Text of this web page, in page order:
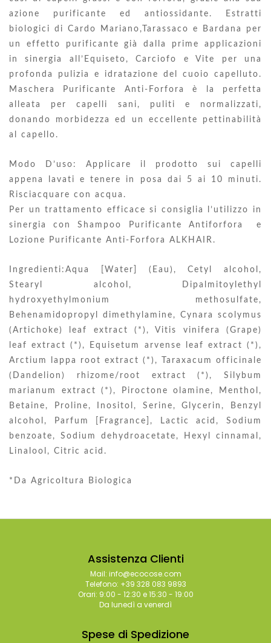
azione purificante ed antiossidante. Estratti
biologici di Cardo Mariano,Tarassaco e Bardana per
un effetto purificante già dalla prime applicazioni
in sinergia all’Equiseto, Carciofo e Vite per una
profonda pulizia e idratazione del cuoio capelluto.
Maschera Purificante Anti-Forfora è la perfetta
alleata per capelli sani, puliti e normalizzati,
donando morbidezza ed un eccellente pettinabilità
al capello.
Modo D’uso: Applicare il prodotto sui capelli
appena lavati e tenere in posa dai 5 ai 10 minuti.
Risciacquare con acqua.
Per un trattamento efficace si consiglia l’utilizzo in
sinergia con Shampoo Purificante Antiforfora e
Lozione Purificante Anti-Forfora ALKHAIR.
Ingredienti:Aqua [Water] (Eau), Cetyl alcohol,
Stearyl alcohol, Dipalmitoylethyl
hydroxyethylmonium methosulfate,
Behenamidopropyl dimethylamine, Cynara scolymus
(Artichoke) leaf extract (*), Vitis vinifera (Grape)
leaf extract (*), Equisetum arvense leaf extract (*),
Arctium lappa root extract (*), Taraxacum officinale
(Dandelion) rhizome/root extract (*), Silybum
marianum extract (*), Piroctone olamine, Menthol,
Betaine, Proline, Inositol, Serine, Glycerin, Benzyl
alcohol, Parfum [Fragrance], Lactic acid, Sodium
benzoate, Sodium dehydroacetate, Hexyl cinnamal,
Linalool, Citric acid.
*Da Agricoltura Biologica
Assistenza Clienti
Mail: info@ecocose.com
Telefono: +39 328 083 9893
Orari: 9:00 - 12:30 e 15:30 - 19:00
Da lunedì a venerdì
Spese di Spedizione